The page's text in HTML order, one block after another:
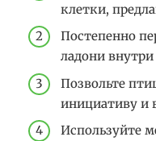
клетки,
Постепенно
ладони
Позвольте
инициативу и
Используйте